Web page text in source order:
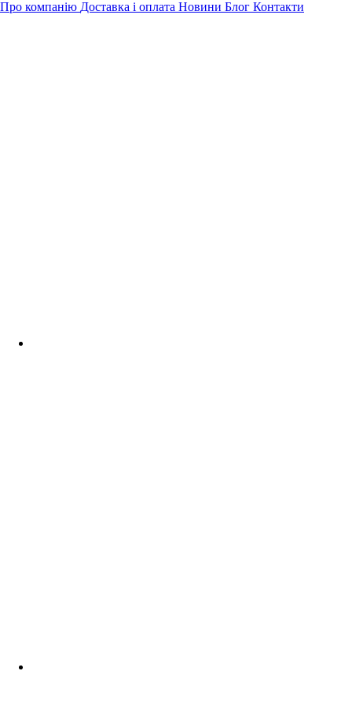
Про компанію Доставка і оплата Новини Блог Контакти